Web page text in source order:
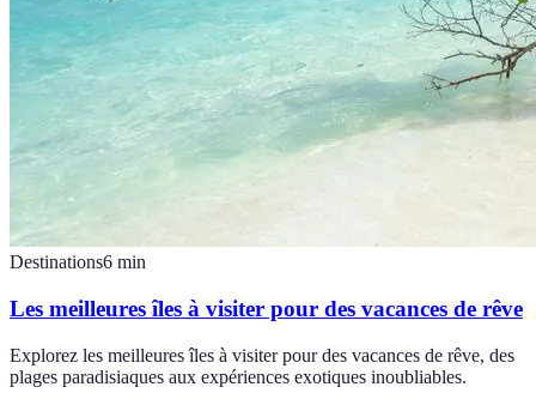
Destinations6 min
Les meilleures îles à visiter pour des vacances de rêve
Explorez les meilleures îles à visiter pour des vacances de rêve, des
plages paradisiaques aux expériences exotiques inoubliables.